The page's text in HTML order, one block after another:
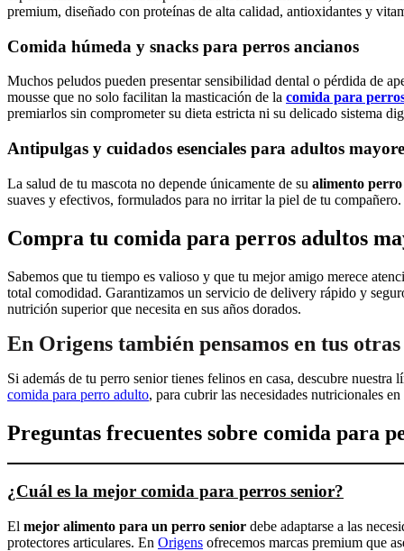
premium, diseñado con proteínas de alta calidad, antioxidantes y
Comida húmeda y snacks para perros ancianos
Muchos peludos pueden presentar sensibilidad dental o pérdida de
mousse que no solo facilitan la masticación de la comida para
premiarlos sin comprometer su dieta estricta ni su delicado sistema
Antipulgas y cuidados esenciales para adultos
La salud de tu mascota no depende únicamente de su alimento
suaves y efectivos, formulados para no irritar la piel de tu
Compra tu comida para perros adultos
Sabemos que tu tiempo es valioso y que tu mejor amigo merece
total comodidad. Garantizamos un servicio de delivery rápido y
nutrición superior que necesita en sus años dorados.
En Origens también pensamos en tus otras
Si además de tu perro senior tienes felinos en casa, descubre nuestra
comida para perro adulto, para cubrir las necesidades nutricionales
Preguntas frecuentes sobre comida para
¿Cuál es la mejor comida para perros senior?
El mejor alimento para un perro senior debe adaptarse a las
protectores articulares. En Origens ofrecemos marcas premium que